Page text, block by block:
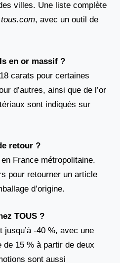
villes. Une liste complète
tous.com, avec un outil de
en or massif ?
carats pour certaines
d’autres, ainsi que de l’or
sont indiqués sur
retour ?
France métropolitaine.
pour retourner un article
d’origine.
TOUS ?
-40 %, avec une
de 15 % à partir de deux
sont aussi